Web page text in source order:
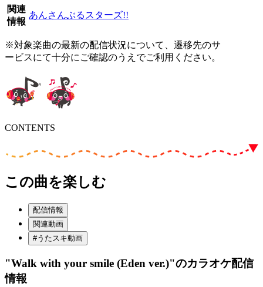
関連
情報
あんさんぶるスターズ!!
※対象楽曲の最新の配信状況について、遷移先のサ
ービスにて十分にご確認のうえでご利用ください。
CONTENTS
この曲を楽しむ
配信情報
関連動画
#うたスキ動画
"Walk with your smile (Eden ver.)"のカラオケ配信
情報